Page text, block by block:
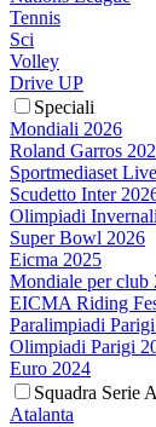
Tennis
Sci
Volley
Drive UP
Speciali
Mondiali 2026
Roland Garros
Sportmediaset
Scudetto Inter
Olimpiadi
Super Bowl 2026
Eicma 2025
Mondiale per club
EICMA Riding
Paralimpiadi
Olimpiadi Parigi
Euro 2024
Squadra Serie
Atalanta